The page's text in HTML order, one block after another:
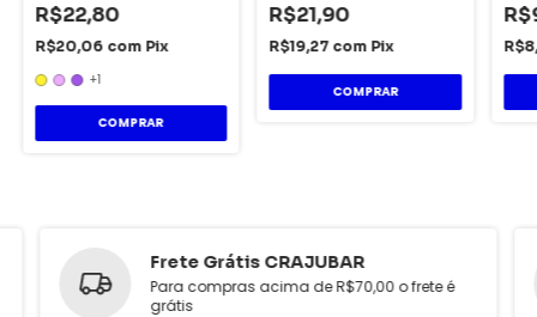
R$22,80
R$20,06 com Pix
+1
COMPRAR
R$21,90
R$19,27 com Pix
Frete Grátis CRAJUBAR
Para compras acima de R$70,00 o frete é
grátis